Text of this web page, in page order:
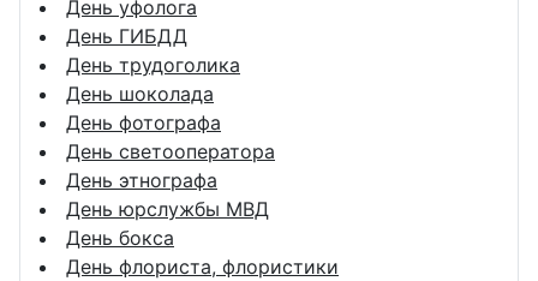
День уфолога
День ГИБДД
День трудоголика
День шоколада
День фотографа
День светооператора
День этнографа
День юрслужбы МВД
День бокса
День флориста, флористики